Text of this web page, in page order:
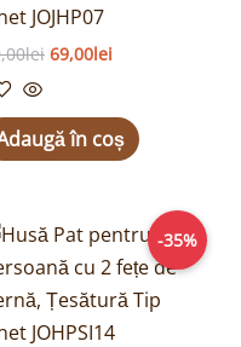
JOJHP07
lei 69,00lei
în coș
-35%
Prețul
inițial
a
fost:
99,00lei.
Prețul
curent
este:
64,00lei.